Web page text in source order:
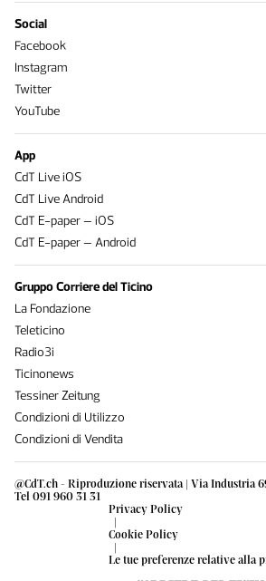
@CdT.ch - Riproduzione riservata | Via Industria
Tel 091 960 31 31
Privacy Policy
|
Cookie Policy
|
Le tue preferenze relative alla
Social
Facebook
Instagram
Twitter
YouTube
App
CdT Live iOS
CdT Live Android
CdT E-paper – iOS
CdT E-paper – Android
Gruppo Corriere del Ticino
La Fondazione
Teleticino
Radio3i
Ticinonews
Tessiner Zeitung
Condizioni di Utilizzo
Condizioni di Vendita